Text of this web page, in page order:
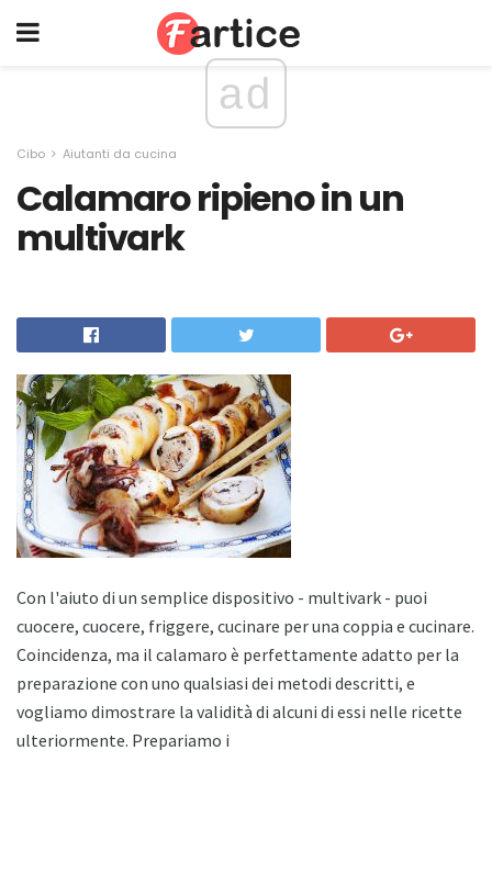
ad
Cibo Aiutanti da cucina
Calamaro ripieno in un
multivark
Con l'aiuto di un semplice dispositivo - multivark - puoi
cuocere, cuocere, friggere, cucinare per una coppia e cucinare.
Coincidenza, ma il calamaro è perfettamente adatto per la
preparazione con uno qualsiasi dei metodi descritti, e
vogliamo dimostrare la validità di alcuni di essi nelle ricette
ulteriormente. Prepariamo i